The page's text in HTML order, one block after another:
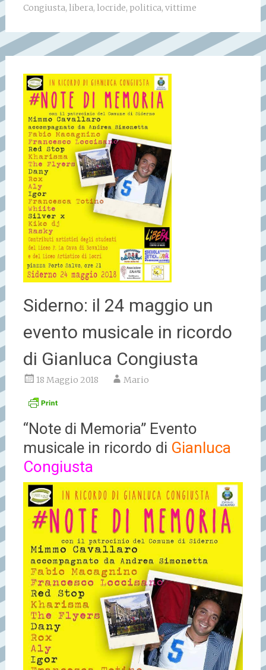
Congiusta, libera, locride, politica, vittime
Siderno: il 24 maggio un
evento musicale in ricordo
di Gianluca Congiusta
18 Maggio 2018 Mario
“Note di Memoria” Evento
musicale in ricordo di Gianluca
Congiusta